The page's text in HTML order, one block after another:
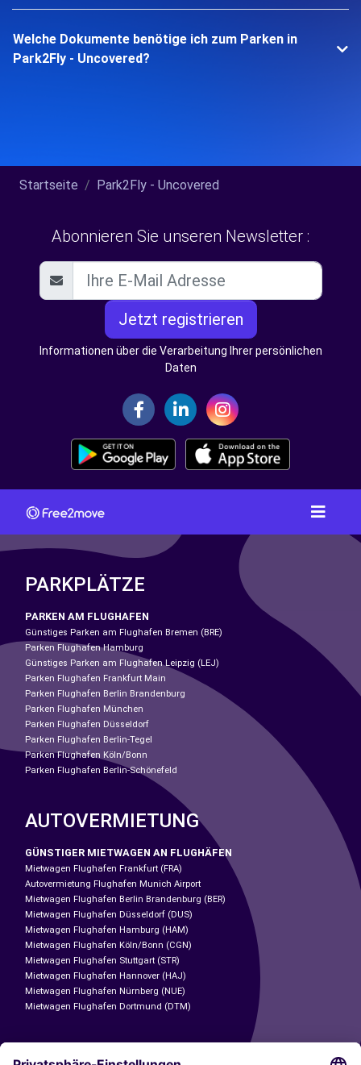
Welche Dokumente benötige ich zum Parken in
Park2Fly - Uncovered?
Startseite Park2Fly - Uncovered
Abonnieren Sie unseren Newsletter :
Jetzt registrieren
Informationen über die Verarbeitung Ihrer persönlichen
Daten
PARKPLÄTZE
PARKEN AM FLUGHAFEN
Günstiges Parken am Flughafen Bremen (BRE)
Parken Flughafen Hamburg
Günstiges Parken am Flughafen Leipzig (LEJ)
Parken Flughafen Frankfurt Main
Parken Flughafen Berlin Brandenburg
Parken Flughafen München
Parken Flughafen Düsseldorf
Parken Flughafen Berlin-Tegel
Parken Flughafen Köln/Bonn
Parken Flughafen Berlin-Schönefeld
AUTOVERMIETUNG
GÜNSTIGER MIETWAGEN AN FLUGHÄFEN
Mietwagen Flughafen Frankfurt (FRA)
Autovermietung Flughafen Munich Airport
Mietwagen Flughafen Berlin Brandenburg (BER)
Mietwagen Flughafen Düsseldorf (DUS)
Mietwagen Flughafen Hamburg (HAM)
Mietwagen Flughafen Köln/Bonn (CGN)
Mietwagen Flughafen Stuttgart (STR)
Mietwagen Flughafen Hannover (HAJ)
Mietwagen Flughafen Nürnberg (NUE)
Mietwagen Flughafen Dortmund (DTM)
CARSHARING